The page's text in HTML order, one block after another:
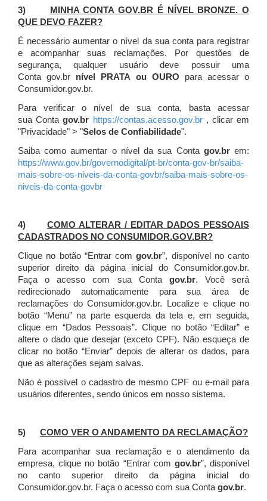
3)
MINHA CONTA GOV.BR É NÍVEL BRONZE. O
QUE DEVO FAZER?
É necessário aumentar o nível da sua conta para registrar
e acompanhar suas reclamações. Por questões de
segurança, qualquer usuário deve possuir uma
Conta gov.br nível PRATA ou OURO para acessar o
Consumidor.gov.br.
Para verificar o nível de sua conta, basta acessar
sua Contagov.br https://contas.acesso.gov.br, clicar em
"Privacidade" > "Selos de Confiabilidade".
Saiba como aumentar o nível da sua Conta gov.brem:
https://www.gov.br/governodigital/pt-br/conta-gov-br/saiba-
mais-sobre-os-niveis-da-conta-govbr/saiba-mais-sobre-os-
niveis-da-conta-govbr
4) COMO ALTERAR / EDITAR DADOS PESSOAIS
CADASTRADOS NO CONSUMIDOR.GOV.BR?
Clique no botão “Entrar comgov.br”, disponível no canto
superior direito da página inicial do Consumidor.gov.br.
Faça o acesso com sua Conta gov.br. Você será
redirecionado automaticamente para sua área de
reclamações do Consumidor.gov.br.
Localize e clique no
botão “Menu” na parte esquerda da tela e, em seguida,
clique em “Dados Pessoais”. Clique no botão “Editar” e
altere o dado que desejar (exceto CPF). Não esqueça de
clicar no botão “Enviar” depois de alterar os dados, para
que as alterações sejam salvas.
Não é possível o cadastro de mesmo CPF ou e-mail para
usuários diferentes, sendo únicos em nosso sistema.
5) COMO VER O ANDAMENTO DA RECLAMAÇÃO?
Para acompanhar sua reclamação e o atendimento da
empresa, clique no botão “Entrar com gov.br”, disponível
no canto superior direito da página inicial do
Consumidor.gov.br. Faça o acesso com sua Contagov.br.